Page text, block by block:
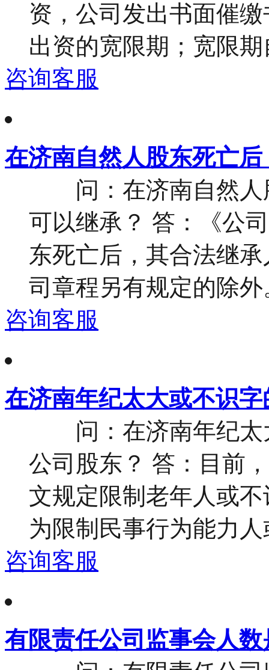
资，公司发出书面催
出资的宽限期；宽限
咨询客服
在济南自然人股东死亡
问：在济南自然人
可以继承？ 答：《公
东死亡后，其合法继
司章程另有规定的除
咨询客服
在济南年纪太大或不识
问：在济南年纪太
公司股东？ 答：目前
文规定限制老年人或
为限制民事行为能力
咨询客服
有限责任公司监事会人